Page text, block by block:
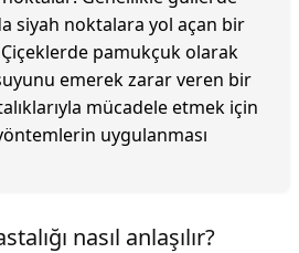
siyah noktalara yol açan bir
Çiçeklerde pamukçuk olarak
emerek zarar veren bir
mücadele etmek için
uygulanması
nasıl anlaşılır?